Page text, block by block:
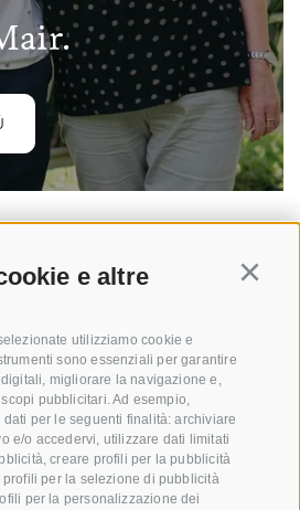
e altre
utilizziamo cookie e
sono essenziali per garantire
migliorare la navigazione e,
pubblicitari. Ad esempio,
per le seguenti finalità: archiviare
e/o accedervi, utilizzare dati limitati
creare profili per la pubblicità
per la selezione di pubblicità
per la personalizzazione dei
2 3 4 5